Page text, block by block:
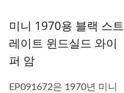
미니 1970용 블랙 스트
레이트 윈드실드 와이
퍼 암
EP091672은 1970년 미니